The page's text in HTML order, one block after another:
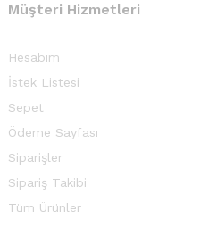
Müşteri Hizmetleri
Hesabım
İstek Listesi
Sepet
Ödeme Sayfası
Siparişler
Sipariş Takibi
Tüm Ürünler